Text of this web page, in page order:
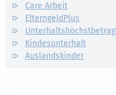
Care Arbeit
ElterngeldPlus
Unterhaltshöchstbetrag
Kindesunterhalt
Auslandskinder